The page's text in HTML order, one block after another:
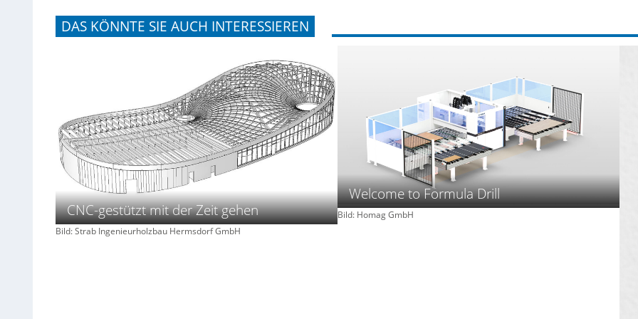
DAS KÖNNTE SIE AUCH INTERESSIEREN
CNC-gestützt mit der Zeit gehen
Bild: Strab Ingenieurholzbau Hermsdorf GmbH
Welcome to Formula Drill
Bild: Homag GmbH